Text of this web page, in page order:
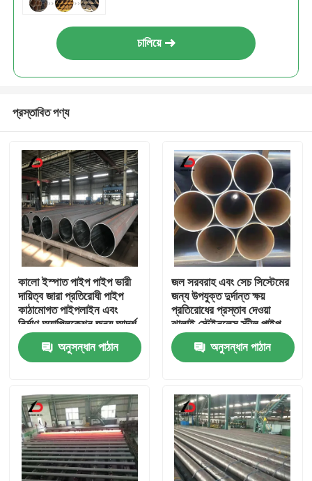
পণ্য
ভিডিও
চালিয়ে
প্রস্তাবিত পণ্য
কালো ইস্পাত পাইপ পাইপ ভারী
দায়িত্ব জারা প্রতিরোধী পাইপ
কাঠামোগত পাইপলাইন এবং
নির্মাণ অ্যাপ্লিকেশন জন্য আদর্শ
অনুসন্ধান পাঠান
জল সরবরাহ এবং সেচ সিস্টেমের
জন্য উপযুক্ত দুর্দান্ত ক্ষয়
প্রতিরোধের প্রস্তাব দেওয়া
ঝালাই স্টেইনলেস স্টীল পাইপ
অনুসন্ধান পাঠান